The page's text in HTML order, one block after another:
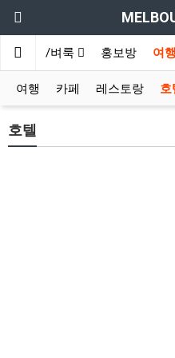
쉐어/벼룩 홍보방 여
여행 카페 레스토랑 호
호텔